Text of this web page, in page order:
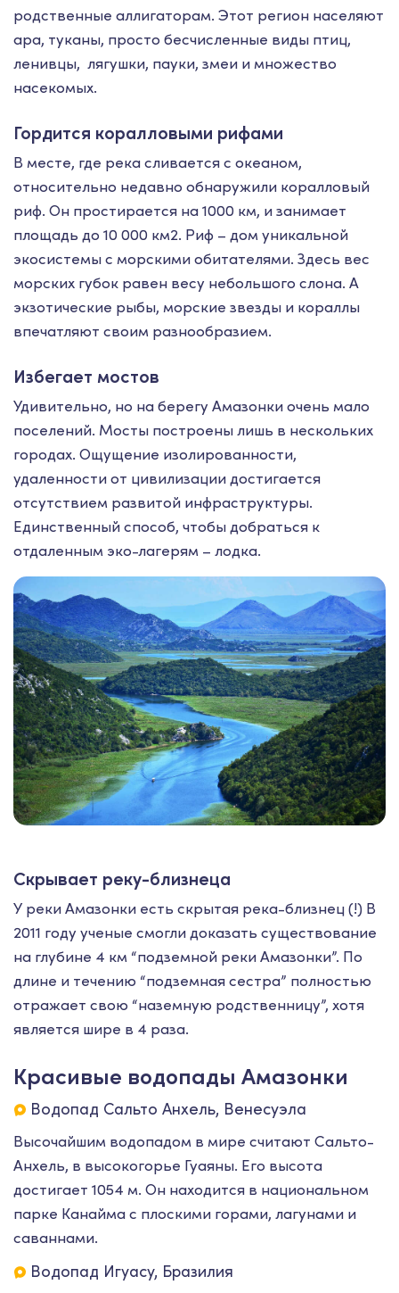
родственные аллигаторам. Этот регион населяют
ара, туканы, просто бесчисленные виды птиц,
ленивцы, лягушки, пауки, змеи и множество
насекомых.
Гордится коралловыми рифами
В месте, где река сливается с океаном,
относительно недавно обнаружили коралловый
риф. Он простирается на 1000 км, и занимает
площадь до 10 000 км2. Риф – дом уникальной
экосистемы с морскими обитателями. Здесь вес
морских губок равен весу небольшого слона. А
экзотические рыбы, морские звезды и кораллы
впечатляют своим разнообразием.
Избегает мостов
Удивительно, но на берегу Амазонки очень мало
поселений. Мосты построены лишь в нескольких
городах. Ощущение изолированности,
удаленности от цивилизации достигается
отсутствием развитой инфраструктуры.
Единственный способ, чтобы добраться к
отдаленным эко-лагерям – лодка.
Скрывает реку-близнеца
У реки Амазонки есть скрытая река-близнец (!) В
2011 году ученые смогли доказать существование
на глубине 4 км “подземной реки Амазонки”. По
длине и течению “подземная сестра” полностью
отражает свою “наземную родственницу”, хотя
является шире в 4 раза.
Красивые водопады Амазонки
Водопад Сальто Анхель, Венесуэла
Высочайшим водопадом в мире считают Сальто-
Анхель, в высокогорье Гуаяны. Его высота
достигает 1054 м. Он находится в национальном
парке Канайма с плоскими горами, лагунами и
саваннами.
Водопад Игуасу, Бразилия